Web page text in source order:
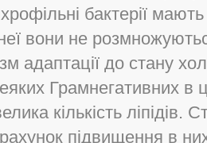
бактерії
вони не
адаптації до стану
Грамнегативних в
кількість ліпідів.
підвищення в